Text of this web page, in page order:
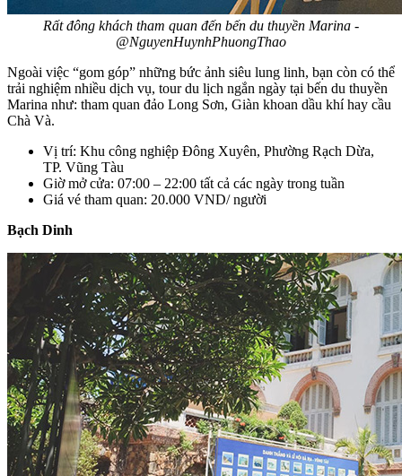
Rất đông khách tham quan đến bến du thuyền Marina -
@NguyenHuynhPhuongThao
Ngoài việc “gom góp” những bức ảnh siêu lung linh, bạn còn có thể
trải nghiệm nhiều dịch vụ, tour du lịch ngắn ngày tại bến du thuyền
Marina như: tham quan đảo Long Sơn, Giàn khoan dầu khí hay cầu
Chà Và.
Vị trí: Khu công nghiệp Đông Xuyên, Phường Rạch Dừa,
TP. Vũng Tàu
Giờ mở cửa: 07:00 – 22:00 tất cả các ngày trong tuần
Giá vé tham quan: 20.000 VND/ người
Bạch Dinh